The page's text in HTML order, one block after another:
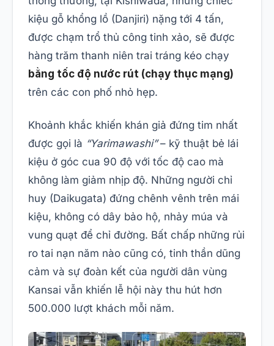
kiệu gỗ khổng lồ (Danjiri) nặng tới 4 tấn,
được chạm trổ thủ công tinh xảo, sẽ được
hàng trăm thanh niên trai tráng kéo chạy
bằng tốc độ nước rút (chạy thục mạng)
trên các con phố nhỏ hẹp.
Khoảnh khắc khiến khán giả đứng tim nhất
được gọi là “Yarimawashi”– kỹ thuật bẻ lái
kiệu ở góc cua 90 độ với tốc độ cao mà
không làm giảm nhịp độ. Những người chỉ
huy (Daikugata) đứng chênh vênh trên mái
kiệu, không có dây bảo hộ, nhảy múa và
vung quạt để chỉ đường. Bất chấp những rủi
ro tai nạn năm nào cũng có, tinh thần dũng
cảm và sự đoàn kết của người dân vùng
Kansai vẫn khiến lễ hội này thu hút hơn
500.000 lượt khách mỗi năm.